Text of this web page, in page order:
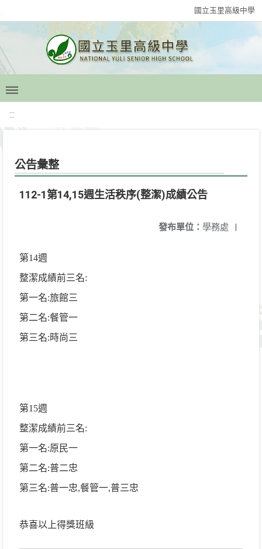
國立玉里高級中學
:::
公告彙整
112-1第14,15週生活秩序(整潔)成績公告
發布單位： 學務處 |
第14週
整潔成績前三名:
第一名:旅館三
第二名:餐管一
第三名:時尚三
第15週
整潔成績前三名:
第一名:原民一
第二名:普二忠
第三名:普一忠,餐管一,普三忠
恭喜以上得獎班級